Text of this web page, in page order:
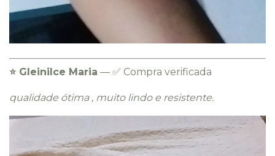
⭐️ Gleinilce Maria — ✅ Compra verificada
qualidade ótima , muito lindo e resistente.